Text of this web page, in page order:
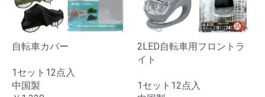
自転車カバー
1セット12点入
中国製
2LED自転車用フロントラ
イト
1セット12点入